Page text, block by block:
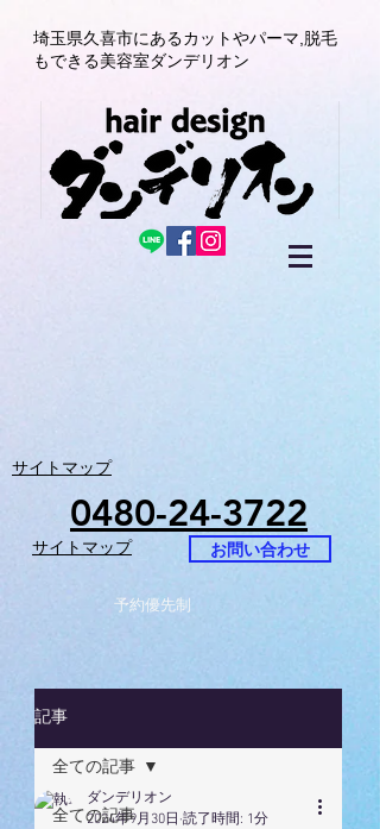
埼玉県久喜市にあるカットやパーマ, 脱毛
もできる美容室ダンデリオン
サイトマップ
0480-24-3722
サイトマップ お問い合わせ
予約優先制
記事
全ての記事
全ての記事
ダンデリオン
2024年9月30日 読了時間: 1分